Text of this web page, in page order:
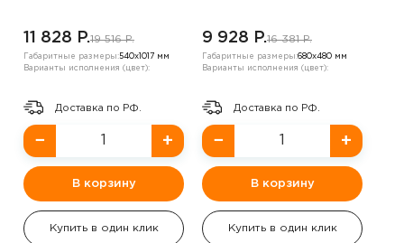
11 828 P.19 516 P.
Габаритные размеры:540х1017 мм
Варианты исполнения (цвет):
Доставка по РФ.
− +
В корзину
Купить в один клик
9 928 P.16 381 P.
Габаритные размеры:680х480 мм
Варианты исполнения (цвет):
Доставка по РФ.
− +
В корзину
Купить в один клик